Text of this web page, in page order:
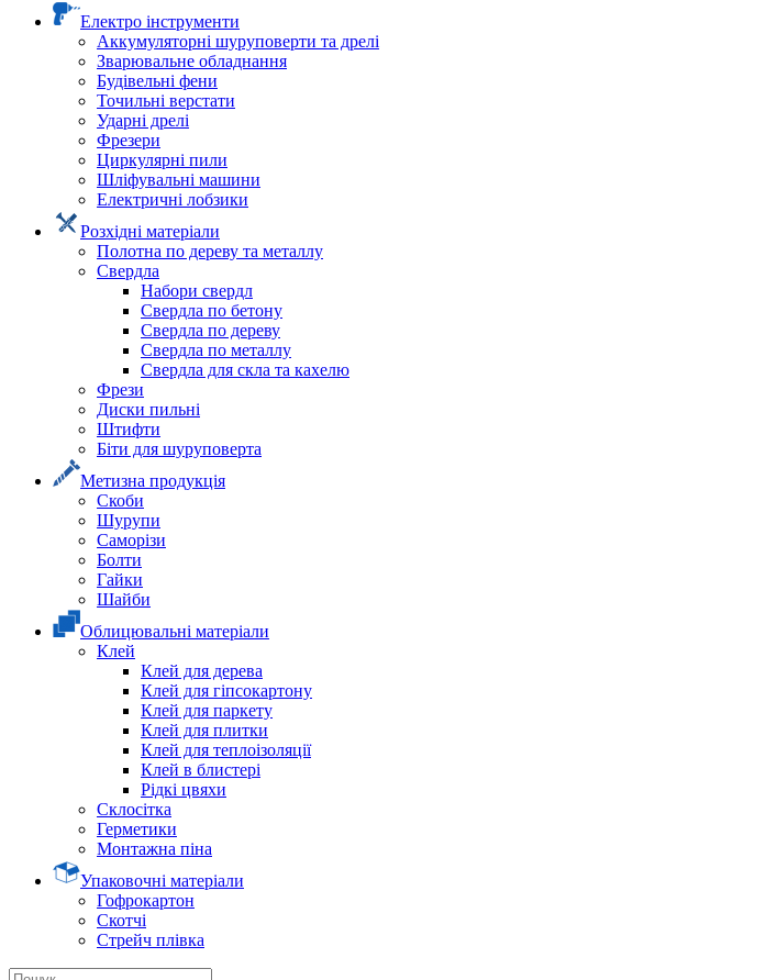
Електро інструменти
Аккумуляторні шуруповерти та дрелі
Зварювальне обладнання
Будівельні фени
Точильні верстати
Ударні дрелі
Фрезери
Циркулярні пили
Шліфувальні машини
Електричні лобзики
Розхідні матеріали
Полотна по дереву та металлу
Свердла
Набори свердл
Свердла по бетону
Свердла по дереву
Свердла по металлу
Свердла для скла та кахелю
Фрези
Диски пильні
Штифти
Біти для шуруповерта
Метизна продукція
Скоби
Шурупи
Саморізи
Болти
Гайки
Шайби
Облицювальні матеріали
Клей
Клей для дерева
Клей для гіпсокартону
Клей для паркету
Клей для плитки
Клей для теплоізоляції
Клей в блистері
Рідкі цвяхи
Склосітка
Герметики
Монтажна піна
Упаковочні матеріали
Гофрокартон
Скотчі
Стрейч плівка